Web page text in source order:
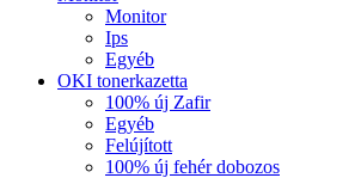
Monitor
Ips
Egyéb
OKI tonerkazetta
100% új Zafir
Egyéb
Felújított
100% új fehér dobozos